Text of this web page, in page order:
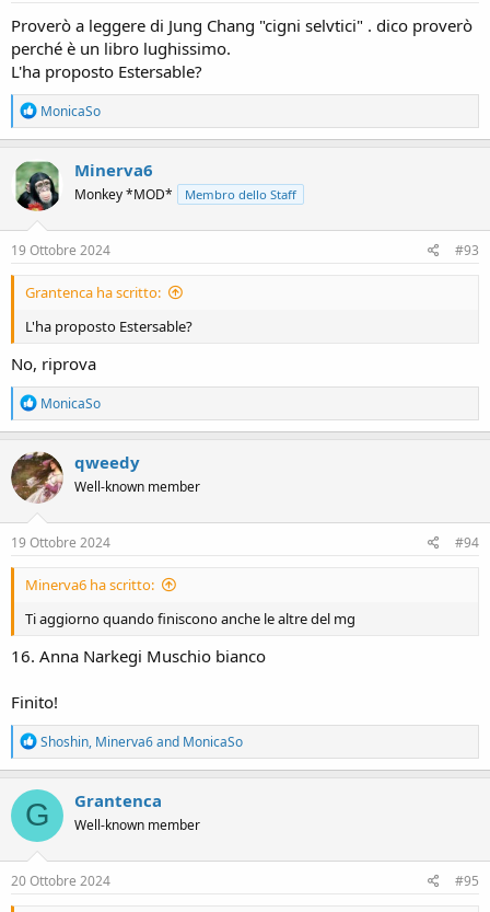
Proverò a leggere di Jung Chang "cigni selvtici" . dico proverò
perché è un libro lughissimo.
L'ha proposto Estersable?
R
e
a
c
t
i
o
n
s
MonicaSo
Minerva6
Monkey *MOD* Membro dello Staff
19 Ottobre 2024 #93
Grantenca ha scritto:
L'ha proposto Estersable?
No, riprova
R
e
a
c
t
i
o
n
s
MonicaSo
qweedy
Well-known member
19 Ottobre 2024 #94
Minerva6 ha scritto:
Ti aggiorno quando finiscono anche le altre del mg
16. Anna Narkegi Muschio bianco
Finito!
R
e
a
c
t
i
o
n
s
Shoshin, Minerva6and MonicaSo
G Grantenca
Well-known member
20 Ottobre 2024 #95